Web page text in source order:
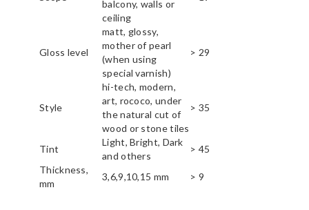
balcony, walls or
ceiling
Gloss level
matt, glossy,
mother of pearl
(when using
special varnish)
> 29
Style
hi-tech, modern,
art, rococo, under
the natural cut of
wood or stone tiles
> 35
Tint
Light, Bright, Dark
and others
> 45
Thickness,
mm
3,6,9,10,15 mm > 9